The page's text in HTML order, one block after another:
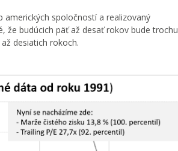
spoločností a realizovaný
že budúcich päť až desať rokov bude trochu
desiatich rokoch.